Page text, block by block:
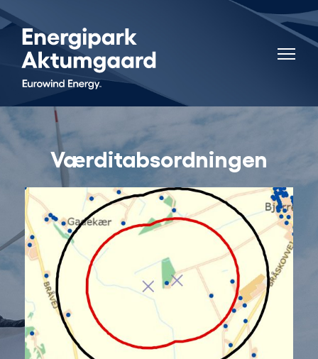
Værditabsordningen